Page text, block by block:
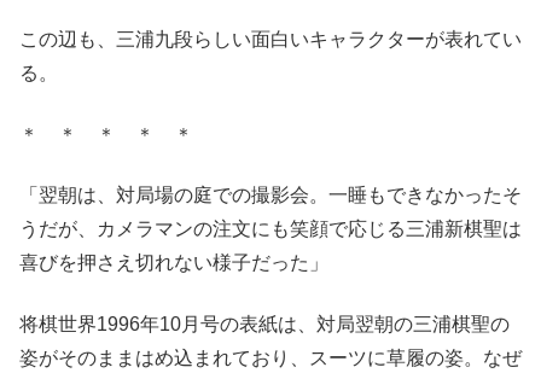
この辺も、三浦九段らしい面白いキャラクターが表れてい
る。
＊ ＊ ＊ ＊ ＊
「翌朝は、対局場の庭での撮影会。一睡もできなかったそ
うだが、カメラマンの注文にも笑顔で応じる三浦新棋聖は
喜びを押さえ切れない様子だった」
将棋世界1996年10月号の表紙は、対局翌朝の三浦棋聖の
姿がそのままはめ込まれており、スーツに草履の姿。なぜ